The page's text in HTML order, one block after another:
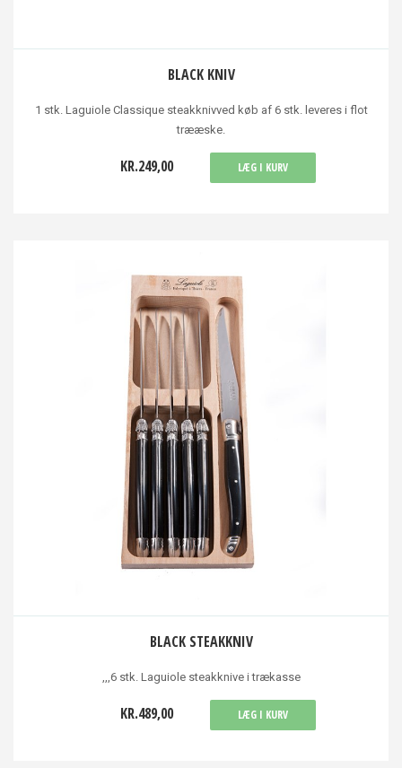
BLACK KNIV
1 stk. Laguiole Classique steakknivved køb af 6 stk. leveres i flot
trææske.
KR.249,00 LÆG I KURV
BLACK STEAKKNIV
,,,6 stk. Laguiole steakknive i trækasse
KR.489,00 LÆG I KURV